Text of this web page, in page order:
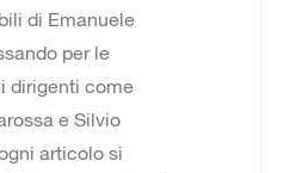
di Emanuele
per le
dirigenti come
e Silvio
articolo si